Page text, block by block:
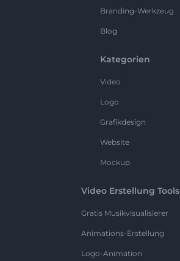
Branding-Werkzeug
Blog
Kategorien
Video
Logo
Grafikdesign
Website
Mockup
Video Erstellung Tools
Gratis Musikvisualisierer
Animations-Erstellung
Logo-Animation